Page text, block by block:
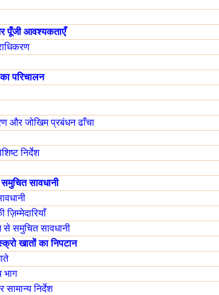
पूँजी आवश्यकताएँ
परिचालन
और जोखिम प्रबंधन ढाँचा
निर्देश
सावधानी
से समुचित सावधानी
खातों का निपटान
भाग
निर्देश